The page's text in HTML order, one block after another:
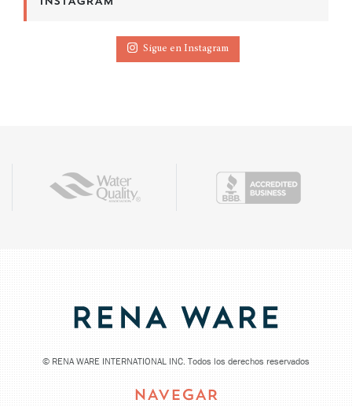
Sigue en Instagram
© RENA WARE INTERNATIONAL INC. Todos los derechos reservados
NAVEGAR